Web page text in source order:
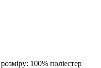
100% поліестер